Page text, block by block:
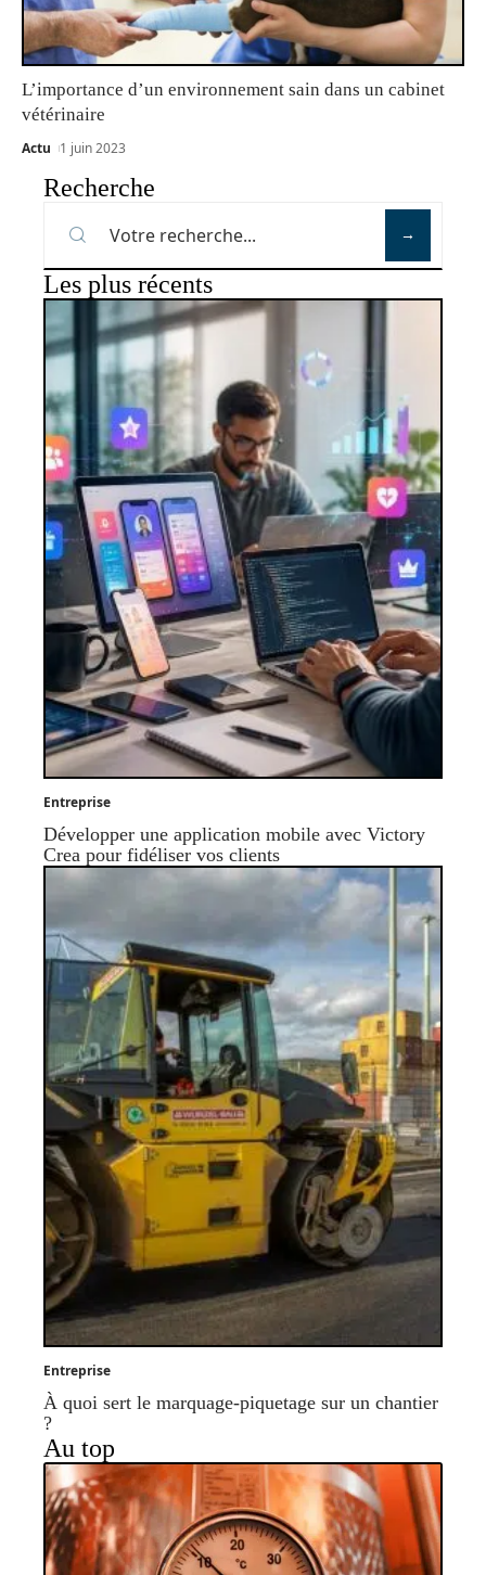
L’importance d’un environnement sain dans un cabinet
vétérinaire
Actu 1 juin 2023
Recherche
Les plus récents
Entreprise
Développer une application mobile avec Victory
Crea pour fidéliser vos clients
Entreprise
À quoi sert le marquage-piquetage sur un chantier
?
Au top